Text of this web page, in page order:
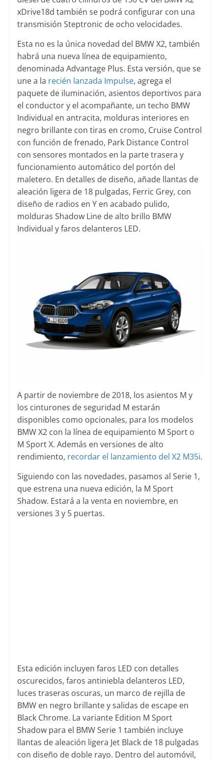
xDrive18d también se podrá configurar con una
transmisión Steptronic de ocho velocidades.
Esta no es la única novedad del BMW X2, también
habrá una nueva línea de equipamiento,
denominada Advantage Plus. Esta versión, que se
une a la recién lanzada Impulse, agrega el
paquete de iluminación, asientos deportivos para
el conductor y el acompañante, un techo BMW
Individual en antracita, molduras interiores en
negro brillante con tiras en cromo, Cruise Control
con función de frenado, Park Distance Control
con sensores montados en la parte trasera y
funcionamiento automático del portón del
maletero. En detalles de diseño, añade llantas de
aleación ligera de 18 pulgadas, Ferric Grey, con
diseño de radios en Y en acabado pulido,
molduras Shadow Line de alto brillo BMW
Individual y faros delanteros LED.
A partir de noviembre de 2018, los asientos M y
los cinturones de seguridad M estarán
disponibles como opcionales, para los modelos
BMW X2 con la línea de equipamiento M Sport o
M Sport X. Además en versiones de alto
rendimiento, recordar el lanzamiento del X2 M35i.
Siguiendo con las novedades, pasamos al Serie 1,
que estrena una nueva edición, la M Sport
Shadow. Estará a la venta en noviembre, en
versiones 3 y 5 puertas.
Esta edición incluyen faros LED con detalles
oscurecidos, faros antiniebla delanteros LED,
luces traseras oscuras, un marco de rejilla de
BMW en negro brillante y salidas de escape en
Black Chrome. La variante Edition M Sport
Shadow para el BMW Serie 1 también incluye
llantas de aleación ligera Jet Black de 18 pulgadas
con diseño de doble rayo. Dentro del automóvil,